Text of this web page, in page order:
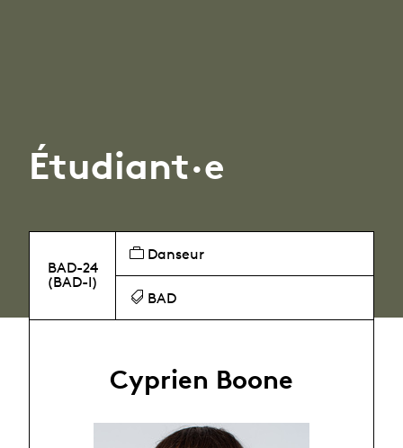
Étudiant·e
BAD-24
(BAD-I)
Danseur
BAD
Cyprien Boone